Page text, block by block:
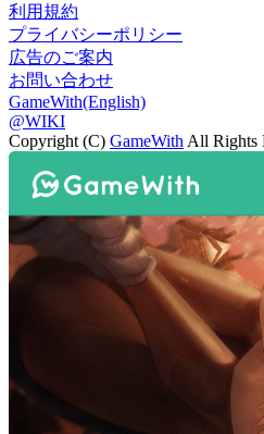
利用規約
プライバシーポリシー
広告のご案内
お問い合わせ
GameWith(English)
@WIKI
Copyright (C) GameWith All Rights